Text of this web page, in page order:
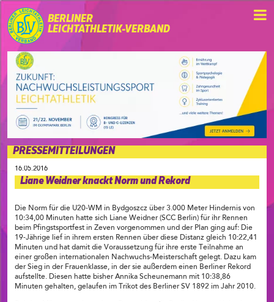
BERLINER
LEICHTATHLETIK-VERBAND
PRESSEMITTEILUNGEN
16.05.2016
Liane Weidner knackt Norm und Rekord
Die Norm für die U20-WM in Bydgoszcz über 3.000 Meter Hindernis von
10:34,00 Minuten hatte sich Liane Weidner (SCC Berlin) für ihr Rennen
beim Pfingstsportfest in Zeven vorgenommen und der Plan ging auf: Die
19-Jährige lief in ihrem ersten Rennen über diese Distanz gleich 10:22,41
Minuten und hat damit die Voraussetzung für ihre erste Teilnahme an
einer großen internationalen Nachwuchs-Meisterschaft gelegt. Dazu kam
der Sieg in der Frauenklasse, in der sie außerdem einen Berliner Rekord
aufstellte. Diesen hatte bisher Annika Scheunemann mit 10:38,86
Minuten gehalten, gelaufen im Trikot des Berliner SV 1892 im Jahr 2010.